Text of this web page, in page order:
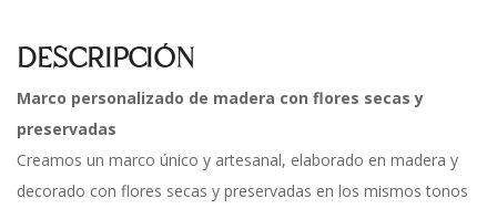
DESCRIPCIÓN
Marco personalizado de madera con flores secas y
preservadas
Creamos un marco único y artesanal, elaborado en madera y
decorado con flores secas y preservadas en los mismos tonos